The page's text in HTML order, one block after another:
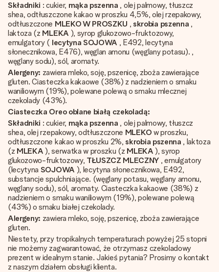
Składniki : cukier, mąka pszenna , olej palmowy, tłuszcz
shea, odtłuszczone kakao w proszku 4,5%, olej rzepakowy,
odtłuszczone MLEKO W PROSZKU , skrobia pszenna ,
laktoza (z MLEKA ), syrop glukozowo-fruktozowy,
emulgatory ( lecytyna SOJOWA , E492, lecytyna
słonecznikowa, E476), węglan amonu (węglany potasu). ,
węglany sodu), sól, aromaty.
Alergeny: zawiera mleko, soję, pszenicę, zboża zawierające
gluten. Ciasteczka kakaowe (38%) z nadzieniem o smaku
waniliowym (19%), polewane polewą o smaku mlecznej
czekolady (43%).
Ciasteczka Oreo oblane białą czekoladą:
Składniki : cukier, mąka pszenna , olej palmowy, tłuszcz
shea, olej rzepakowy, odtłuszczone MLEKO w proszku,
odtłuszczone kakao w proszku 2%, skrobia pszenna , laktoza
(z MLEKA ), serwatka w proszku (z MLEKA ), syrop
glukozowo-fruktozowy, TŁUSZCZ MLECZNY , emulgatory
(lecytyna SOJOWA ), lecytyna słonecznikowa, E492,
substancje spulchniające. (węglany potasu, węglany amonu,
węglany sodu), sól, aromaty. Ciasteczka kakaowe (38%) z
nadzieniem o smaku waniliowym (19%), polewane polewą
(43%) o smaku białej czekolady.
Alergeny: zawiera mleko, soję, pszenicę, zboża zawierające
gluten.
Niestety, przy tropikalnych temperaturach powyżej 25 stopni
nie możemy zagwarantować, że otrzymasz czekoladowy
prezent w idealnym stanie. Jakieś pytania? Prosimy o kontakt
z naszym działem obsługi klienta.